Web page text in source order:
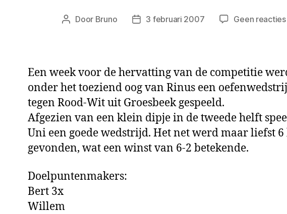
Berichtauteur
Door Bruno Berichtdatum
3 februari 2007 Geen reacties
Een week voor de hervatting van de competitie
onder het toeziend oog van Rinus een
tegen Rood-Wit uit Groesbeek gespeeld.
Afgezien van een klein dipje in de tweede helft
Uni een goede wedstrijd. Het net werd maar liefst 6
gevonden, wat een winst van 6-2 betekende.
Doelpuntenmakers:
Bert 3x
Willem